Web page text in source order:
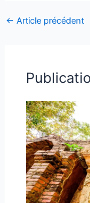
← Article précédent